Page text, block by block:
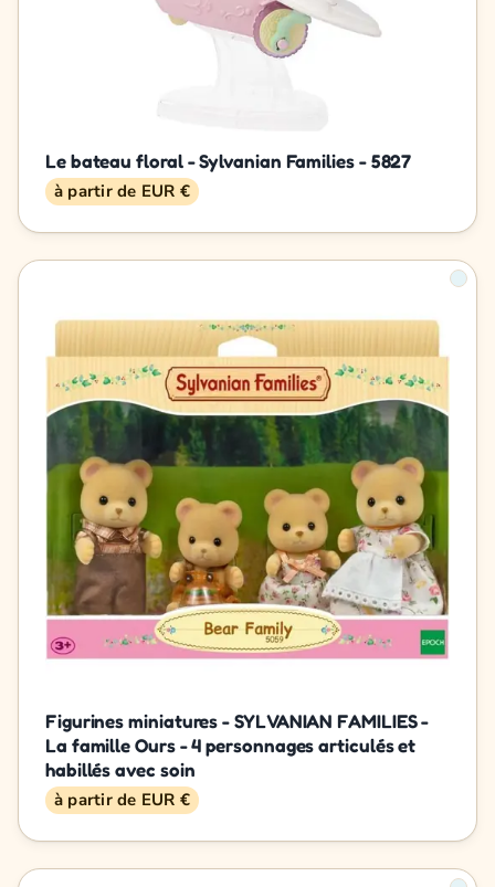
Le bateau floral - Sylvanian Families - 5827
à partir de EUR €
Figurines miniatures - SYLVANIAN FAMILIES -
La famille Ours - 4 personnages articulés et
habillés avec soin
à partir de EUR €